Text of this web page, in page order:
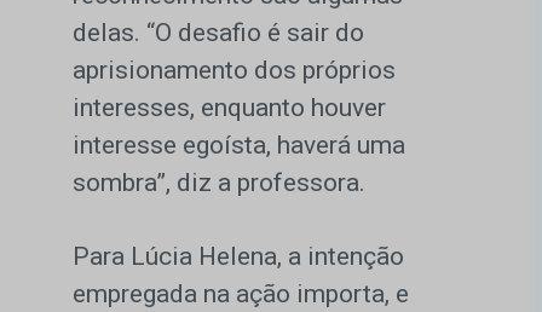
delas. “O desafio é sair do
aprisionamento dos próprios
interesses, enquanto houver
interesse egoísta, haverá uma
sombra”, diz a professora.
Para Lúcia Helena, a intenção
empregada na ação importa, e